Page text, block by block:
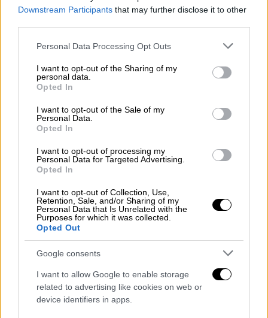
Downstream Participants that may further disclose it to other
Please note that this website/app uses one or more Google
not limited to your visit or usage behaviour. You may click to
grant or deny consent to Google and its third-party tags to
use your data for below specified purposes in below Google
consent section.
Personal Data Processing Opt Outs
I want to opt-out of the Sharing of my
personal data.
Opted In
I want to opt-out of the Sale of my
Personal Data.
Opted In
I want to opt-out of processing my
Personal Data for Targeted Advertising.
Opted In
I want to opt-out of Collection, Use,
Retention, Sale, and/or Sharing of my
Personal Data that Is Unrelated with the
Purposes for which it was collected.
Opted Out
Google consents
I want to allow Google to enable storage
related to advertising like cookies on web or
device identifiers in apps.
Εκτέλεση
Ξεπαγώνετε καλά τα φύλλα της
200 γρ. καπνιστό τυρί, όπως
μετσοβόνε
200 γρ. γραβιέρα
φετάκια
4 μέτρια κρεμμύδια
3 αυγά
2 κουτ. σούπας μαϊντανό
1/4 φλιτζανιού φρέσκο γάλα
1/2 φλιτζάνι λάδι
αλάτι–πιπέρι
άλειμμα του ταψιού και το
σοτάρισμα των μανιταριών